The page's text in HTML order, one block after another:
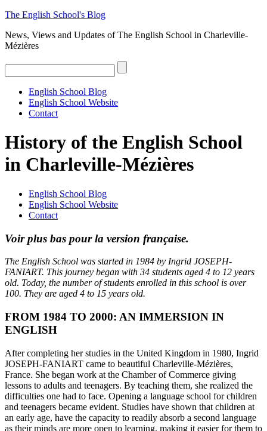
The English School's Blog
News, Views and Updates of The English School in Charleville-
Mézières
English School Blog
English School Website
Contact
History of the English School
in Charleville-Mézières
English School Blog
English School Website
Contact
Voir plus bas pour la version française.
The English School was started in 1984 by Ingrid JOSEPH-
FANIART. This journey began with 34 students aged 4 to 12 years
old. Today, the number of students enrolled in this school is over
100. They are aged 4 to 15 years old.
FROM 1984 TO 2000: AN IMMERSION IN
ENGLISH
After completing her studies in the United Kingdom in 1980, Ingrid
JOSEPH-FANIART came to beautiful Charleville-Mézières,
France. She began work at the Chamber of Commerce giving
lessons to adults and teenagers. By teaching them, she realized the
difficulties one had to face. Opening a language school for children
and teenagers became evident. Studies have shown that children at
an early age, have the capacity to readily absorb a second language
as their minds are more open to learning, making it easier for them to